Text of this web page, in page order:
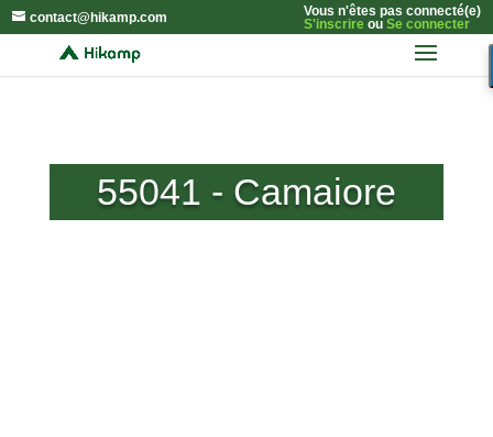
contact@hikamp.com
Vous n'êtes pas connecté(e)
S'inscrireou Se connecter
55041 - Camaiore